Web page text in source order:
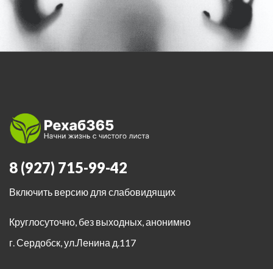
8 (927) 715-99-42
Включить версию для слабовидящих
Круглосуточно, без выходных, анонимно
г. Сердобск,ул.Ленина д.117